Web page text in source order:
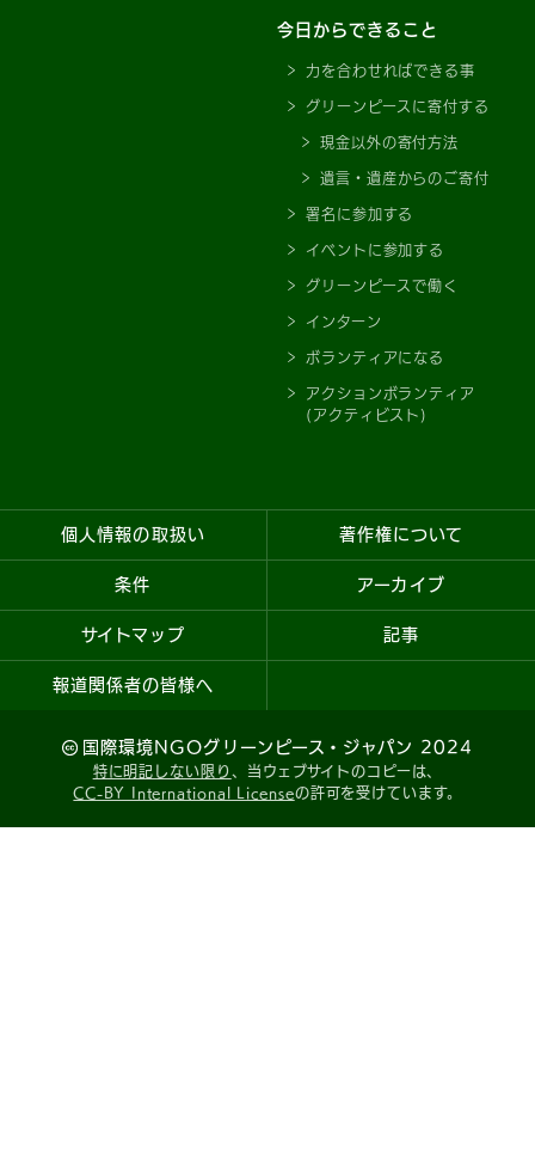
今日からできること
力を合わせればできる事
グリーンピースに寄付する
現金以外の寄付方法
遺言・遺産からのご寄付
署名に参加する
イベントに参加する
グリーンピースで働く
インターン
ボランティアになる
アクションボランティア
(アクティビスト)
個人情報の取扱い 著作権について
条件 アーカイブ
サイトマップ 記事
報道関係者の皆様へ
国際環境NGOグリーンピース・ジャパン 2024
特に明記しない限り 、当ウェブサイトのコピーは、
CC-BY International Licenseの許可を受けています。